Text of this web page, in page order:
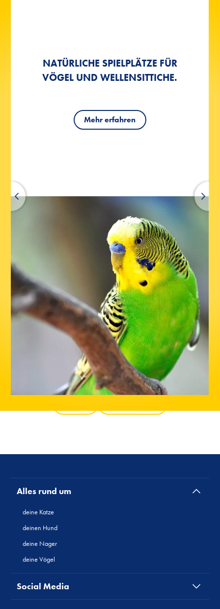
SOMMER, SONNE –
WELLENSITTICHWETTER!
Mehr erfahren
ÜBERALL DABEI SEIN: SO WIRD
DEIN WELLENSITTICH HANDZAHM.
Mehr erfahren
NATÜRLICHE SPIELPLÄTZE FÜR
VÖGEL UND WELLENSITTICHE.
Mehr erfahren
SOMMER, SONNE –
WELLENSITTICHWETTER!
Mehr erfahren
ÜBERALL DABEI SEIN: SO WIRD
DEIN WELLENSITTICH HANDZAHM.
Mehr erfahren
Alles rund um
deine Katze
deinen Hund
deine Nager
deine Vögel
Social Media